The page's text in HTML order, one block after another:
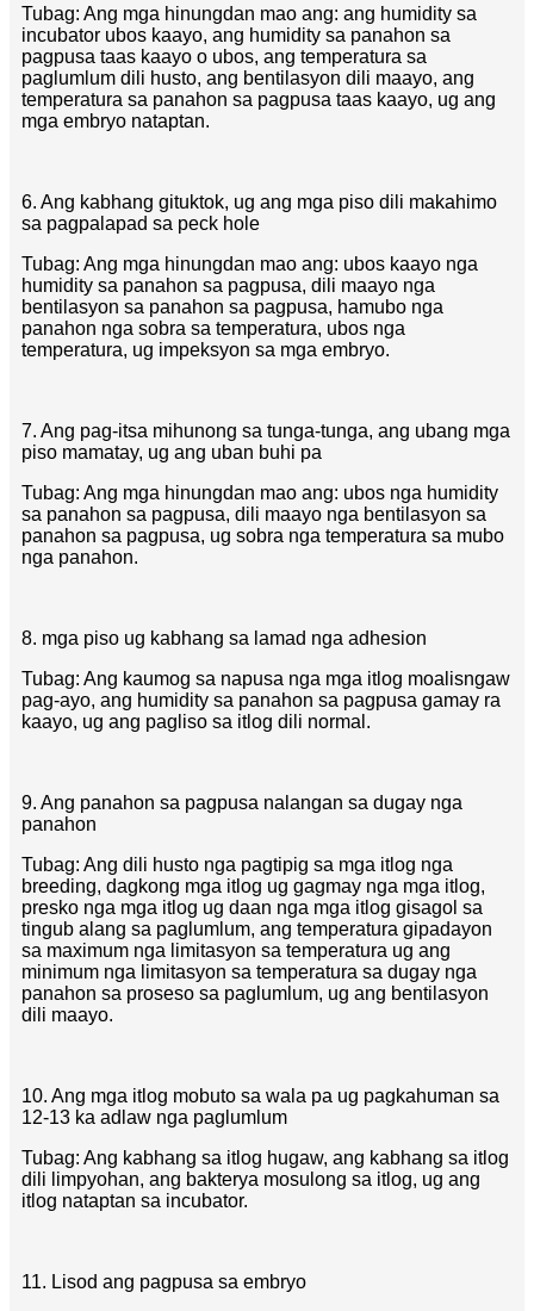
Tubag: Ang mga hinungdan mao ang: ang humidity sa
incubator ubos kaayo, ang humidity sa panahon sa
pagpusa taas kaayo o ubos, ang temperatura sa
paglumlum dili husto, ang bentilasyon dili maayo, ang
temperatura sa panahon sa pagpusa taas kaayo, ug ang
mga embryo nataptan.
6. Ang kabhang gituktok, ug ang mga piso dili makahimo
sa pagpalapad sa peck hole
Tubag: Ang mga hinungdan mao ang: ubos kaayo nga
humidity sa panahon sa pagpusa, dili maayo nga
bentilasyon sa panahon sa pagpusa, hamubo nga
panahon nga sobra sa temperatura, ubos nga
temperatura, ug impeksyon sa mga embryo.
7. Ang pag-itsa mihunong sa tunga-tunga, ang ubang mga
piso mamatay, ug ang uban buhi pa
Tubag: Ang mga hinungdan mao ang: ubos nga humidity
sa panahon sa pagpusa, dili maayo nga bentilasyon sa
panahon sa pagpusa, ug sobra nga temperatura sa mubo
nga panahon.
8. mga piso ug kabhang sa lamad nga adhesion
Tubag: Ang kaumog sa napusa nga mga itlog moalisngaw
pag-ayo, ang humidity sa panahon sa pagpusa gamay ra
kaayo, ug ang pagliso sa itlog dili normal.
9. Ang panahon sa pagpusa nalangan sa dugay nga
panahon
Tubag: Ang dili husto nga pagtipig sa mga itlog nga
breeding, dagkong mga itlog ug gagmay nga mga itlog,
presko nga mga itlog ug daan nga mga itlog gisagol sa
tingub alang sa paglumlum, ang temperatura gipadayon
sa maximum nga limitasyon sa temperatura ug ang
minimum nga limitasyon sa temperatura sa dugay nga
panahon sa proseso sa paglumlum, ug ang bentilasyon
dili maayo.
10. Ang mga itlog mobuto sa wala pa ug pagkahuman sa
12-13 ka adlaw nga paglumlum
Tubag: Ang kabhang sa itlog hugaw, ang kabhang sa itlog
dili limpyohan, ang bakterya mosulong sa itlog, ug ang
itlog nataptan sa incubator.
11. Lisod ang pagpusa sa embryo